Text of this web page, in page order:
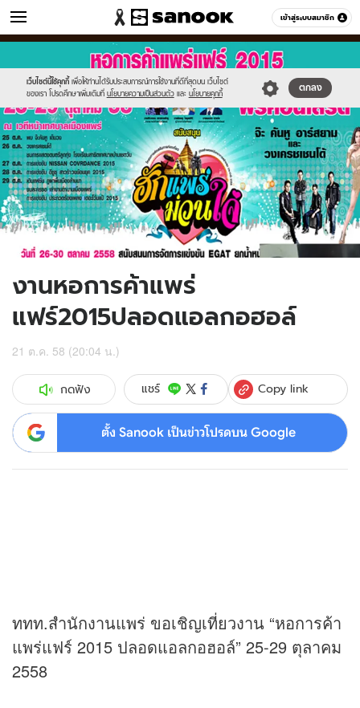
เข้าสู่ระบบสมาชิก
ข่าว หมวดอื่นๆ
เว็บไซต์นี้ใช้คุกกี้ เพื่อให้ท่านได้รับประสบการณ์การใช้งานที่ดีที่สุดบน เว็บไซต์
ของเรา โปรดศึกษาเพิ่มเติมที่ นโยบายความเป็นส่วนตัว และ นโยบายคุกกี้
ตกลง
//s.isanook.com/sr/0/images/logo-
new-
sanook.png
//s.isanook.com/ns/0/ud/377/1886466/653960-
02.jpg
งานหอการค้าแพร่
แฟร์2015ปลอดแอลกอฮอล์
21 ต.ค. 58 (20:04 น.)
กดฟัง แชร์ Copy link
ตั้ง Sanook เป็นข่าวโปรดบน Google
ททท.สำนักงานแพร่ ขอเชิญเที่ยวงาน “หอการค้า
แพร่แฟร์ 2015 ปลอดแอลกอฮอล์” 25-29 ตุลาคม
2558